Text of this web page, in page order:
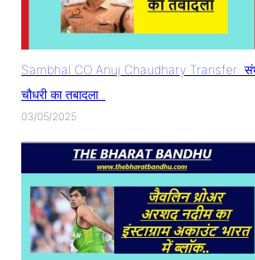
Sambhal CO Anuj Chaudhary Transfer:
चौधरी का तबादला..
03/05/2025